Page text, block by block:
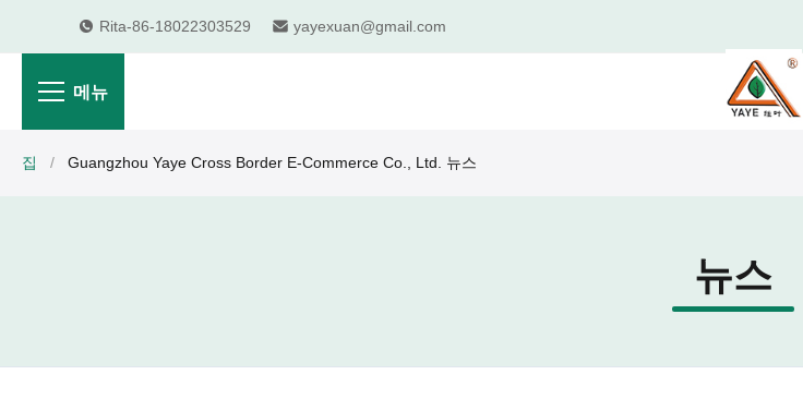
Rita-86-18022303529 yayexuan@gmail.com
메뉴
집 / Guangzhou Yaye Cross Border E-Commerce Co., Ltd. 뉴스
뉴스